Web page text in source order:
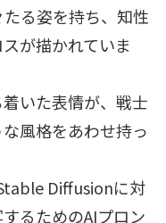
る姿を持ち、知性
が描かれていま
いた表情が、戦士
風格をあわせ持っ
Diffusionに対
るためのAIプロン